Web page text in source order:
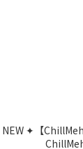
NEW ✦【